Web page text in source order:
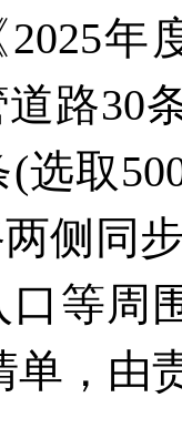
年
路30
选取
侧同
等周
单，由